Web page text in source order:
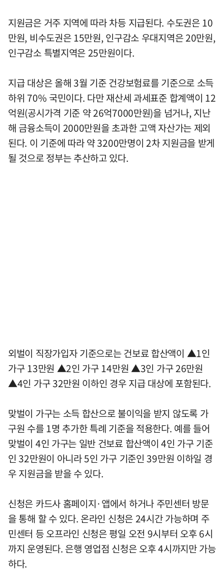
지원금은 거주 지역에 따라 차등 지급된다. 수도권은 10
만원, 비수도권은 15만원, 인구감소 우대지역은 20만원,
인구감소 특별지역은 25만원이다.
지급 대상은 올해 3월 기준 건강보험료를 기준으로 소득
하위 70% 국민이다. 다만 재산세 과세표준 합계액이 12
억원(공시가격 기준 약 26억7000만원)을 넘거나, 지난
해 금융소득이 2000만원을 초과한 고액 자산가는 제외
된다. 이 기준에 따라 약 3200만명이 2차 지원금을 받게
될 것으로 정부는 추산하고 있다.
외벌이 직장가입자 기준으로는 건보료 합산액이 ▲1인
가구 13만원 ▲2인 가구 14만원 ▲3인 가구 26만원
▲4인 가구 32만원 이하인 경우 지급 대상에 포함된다.
맞벌이 가구는 소득 합산으로 불이익을 받지 않도록 가
구원 수를 1명 추가한 특례 기준을 적용한다. 예를 들어
맞벌이 4인 가구는 일반 건보료 합산액이 4인 가구 기준
인 32만원이 아니라 5인 가구 기준인 39만원 이하일 경
우 지원금을 받을 수 있다.
신청은 카드사 홈페이지·앱에서 하거나 주민센터 방문
을 통해 할 수 있다. 온라인 신청은 24시간 가능하며 주
민센터 등 오프라인 신청은 평일 오전 9시부터 오후 6시
까지 운영된다. 은행 영업점 신청은 오후 4시까지만 가능
하다.